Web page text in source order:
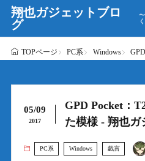
翔也ガジェットブロ
グ
TOPページ PC系 Windows
05/09
2017
GPD Pocket：
た模様 - 翔也ガ
PC系 Windows 戯言